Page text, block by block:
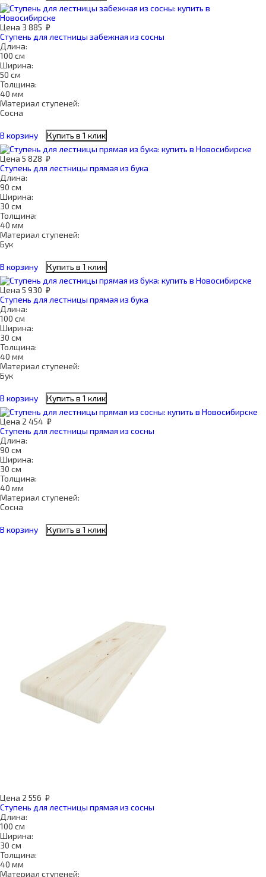
Цена 3 885 ₽
Ступень для лестницы забежная из сосны
Длина:
100 см
Ширина:
50 см
Толщина:
40 мм
Материал ступеней:
Сосна
В корзину Купить в 1 клик
Цена 5 828 ₽
Ступень для лестницы прямая из бука
Длина:
90 см
Ширина:
30 см
Толщина:
40 мм
Материал ступеней:
Бук
В корзину Купить в 1 клик
Цена 5 930 ₽
Ступень для лестницы прямая из бука
Длина:
100 см
Ширина:
30 см
Толщина:
40 мм
Материал ступеней:
Бук
В корзину Купить в 1 клик
Цена 2 454 ₽
Ступень для лестницы прямая из сосны
Длина:
90 см
Ширина:
30 см
Толщина:
40 мм
Материал ступеней:
Сосна
В корзину Купить в 1 клик
Цена 2 556 ₽
Ступень для лестницы прямая из сосны
Длина:
100 см
Ширина:
30 см
Толщина:
40 мм
Материал ступеней: